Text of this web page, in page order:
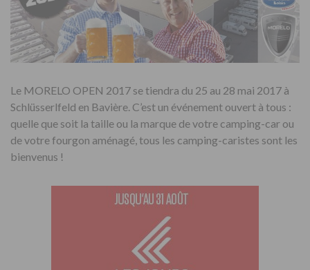
Le MORELO OPEN 2017 se tiendra du 25 au 28 mai 2017 à
Schlüsserlfeld en Bavière. C’est un événement ouvert à tous :
quelle que soit la taille ou la marque de votre camping-car ou
de votre fourgon aménagé, tous les camping-caristes sont les
bienvenus !